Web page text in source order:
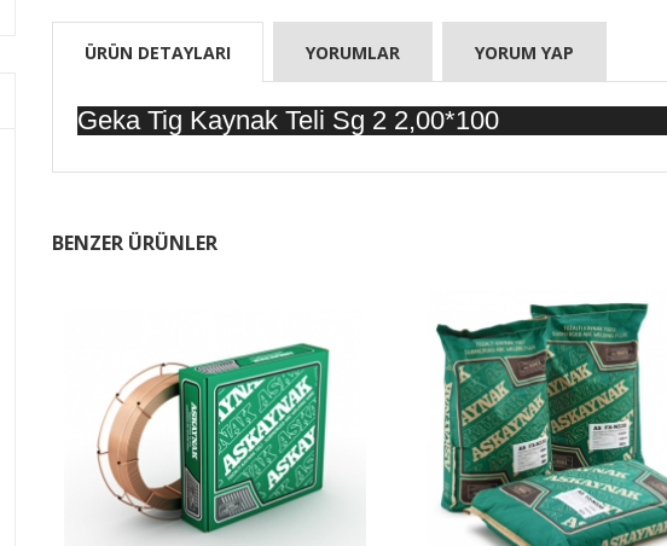
Batu Legent Premier Åžeffa...
Ä°Zeltaåž 5 Gã¶Zlã¼ Dolu Me...
Hä±Rdavat Ã¼Rã¼Nleri...
KDV DAHİL
.1₺
ÜRÜN DETAYLARI YORUMLAR YORUM YAP
Geka Tig Kaynak Teli Sg 2 2,00*100
BENZER ÜRÜNLER